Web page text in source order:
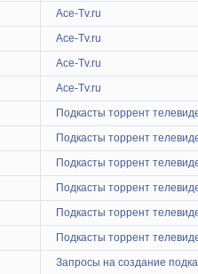
Ace-Tv.ru
Ace-Tv.ru
Ace-Tv.ru
Ace-Tv.ru
Подкасты торрент
Подкасты торрент
Подкасты торрент
Подкасты торрент
Подкасты торрент
Подкасты торрент
Запросы на создание